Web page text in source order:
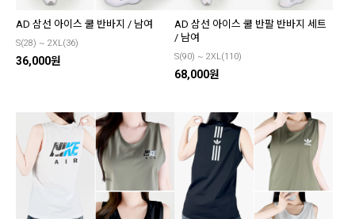
AD 삼선 아이스 쿨 반바지 / 남여
S(28) ~ 2XL(36)
36,000원
AD 삼선 아이스 쿨 반팔 반바지 세트
/ 남여
S(90) ~ 2XL(110)
68,000원